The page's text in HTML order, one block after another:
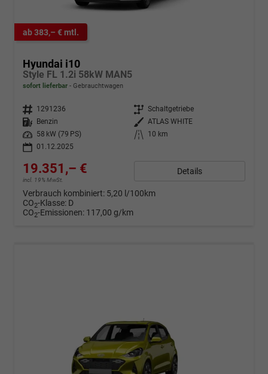
ab 383,– € mtl.
Hyundai i10
Style FL 1.2i 58kW MAN5
sofort lieferbar Gebrauchtwagen
Fahrzeugnr. 1291236 Getriebe Schaltgetriebe
Kraftstoff
Benzin Außenfarbe ATLAS WHITE
Leistung
58 kW (79 PS) Kilometerstand
10 km
01.12.2025
19.351,– €
incl. 19% MwSt.
Details
Verbrauch kombiniert: 5,20 l/100km
CO2-Klasse: D
CO2-Emissionen: 117,00 g/km